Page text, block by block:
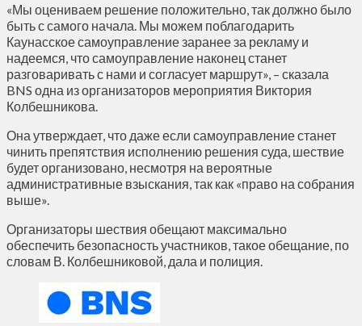
«Мы оцениваем решение положительно, так должно было
быть с самого начала. Мы можем поблагодарить
Каунасское самоуправление заранее за рекламу и
надеемся, что самоуправление наконец станет
разговаривать с нами и согласует маршрут», – сказала
BNS одна из организаторов мероприятия Виктория
Колбешникова.
Она утверждает, что даже если самоуправление станет
чинить препятствия исполнению решения суда, шествие
будет организовано, несмотря на вероятные
административные взыскания, так как «право на собрания
выше».
Организаторы шествия обещают максимально
обеспечить безопасность участников, такое обещание, по
словам В. Колбешниковой, дала и полиция.